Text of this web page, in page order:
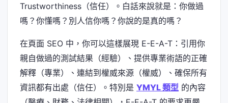
Trustworthiness（信任）。白話來說就是：你做過
嗎？你懂嗎？別人信你嗎？你說的是真的嗎？
在頁面 SEO 中，你可以這樣展現 E-E-A-T：引用你
親自做過的測試結果（經驗）、提供專業術語的正確
解釋（專業）、連結到權威來源（權威）、確保所有
資訊都有出處（信任）。特別是 YMYL 類型 的內容